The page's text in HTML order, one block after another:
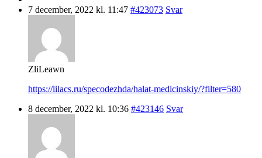
7 december, 2022 kl. 11:47 #423073 Svar
ZliLeawn
https://lilacs.ru/specodezhda/halat-medicinskiy/?filter=580
8 december, 2022 kl. 10:36 #423146 Svar